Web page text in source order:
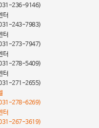
236-9146)
터
243-7983)
터
273-7947)
터
278-5409)
터
271-2655)
278-6269)
터
267-3619)